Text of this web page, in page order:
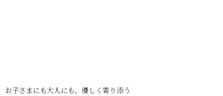
お子さまにも大人にも、優しく寄り添う